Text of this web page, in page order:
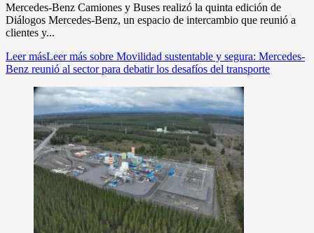
Mercedes-Benz Camiones y Buses realizó la quinta edición de
Diálogos Mercedes-Benz, un espacio de intercambio que reunió a
clientes y...
Leer másLeer más sobre Movilidad sustentable y segura: Mercedes-
Benz reunió al sector para debatir los desafíos del transporte